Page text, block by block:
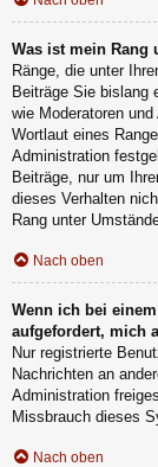
Was ist mein Rang
Ränge, die unter
Beiträge Sie bislang
wie Moderatoren
Wortlaut eines
Administration
Beiträge, nur um
dieses Verhalten
Rang unter
Nach oben
Wenn ich bei
aufgefordert, mich
Nur registrierte
Nachrichten an
Administration
Missbrauch dieses
Nach oben